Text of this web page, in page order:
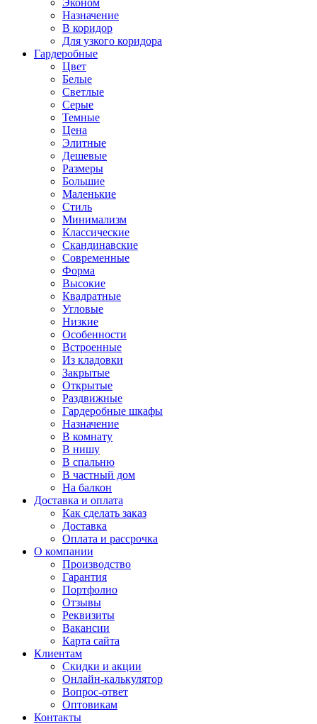
Эконом
Назначение
В коридор
Для узкого коридора
Гардеробные
Цвет
Белые
Светлые
Серые
Темные
Цена
Элитные
Дешевые
Размеры
Большие
Маленькие
Стиль
Минимализм
Классические
Скандинавские
Современные
Форма
Высокие
Квадратные
Угловые
Низкие
Особенности
Встроенные
Из кладовки
Закрытые
Открытые
Раздвижные
Гардеробные шкафы
Назначение
В комнату
В нишу
В спальню
В частный дом
На балкон
Доставка и оплата
Как сделать заказ
Доставка
Оплата и рассрочка
О компании
Производство
Гарантия
Портфолио
Отзывы
Реквизиты
Вакансии
Карта сайта
Клиентам
Скидки и акции
Онлайн-калькулятор
Вопрос-ответ
Оптовикам
Контакты